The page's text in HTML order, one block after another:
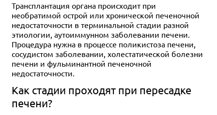
Трансплантация органа происходит при
необратимой острой или хронической печеночной
недостаточности в терминальной стадии разной
этиологии, аутоиммунном заболевании печени.
Процедура нужна в процессе поликистоза печени,
сосудистом заболевании, холестатической болезни
печени и фульминантной печеночной
недостаточности.
Как стадии проходят при пересадке
печени?